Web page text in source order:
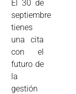
El 30 de
septiembre
tienes
una cita
con el
futuro de
la
gestión